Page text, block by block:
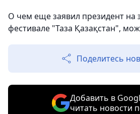
О чем еще заявил президент на
фестивале "Таза Қазақстан",
Поделитесь
Добавить в
читать новости